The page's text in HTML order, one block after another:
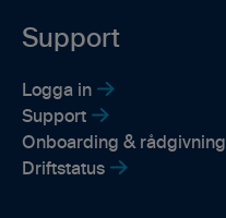
Support
Logga in
Support
Onboarding & rådgivning
Driftstatus